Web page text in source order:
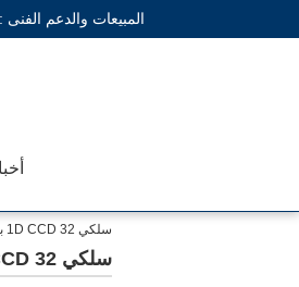
المبيعات والدعم الفنى :
سلكي 1D CCD 32 بت CPU 25CM / S سرعة فك التشفير المحمولة ماسح الباركود DS5110
سلكي 1D CCD 32 بت CPU 25CM / S سرعة فك التشفير المحمولة ماسح الباركود DS5110